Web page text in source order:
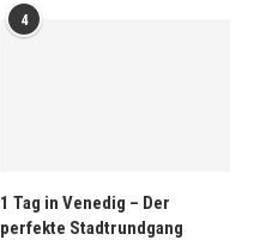
4
1 Tag in Venedig – Der
perfekte Stadtrundgang